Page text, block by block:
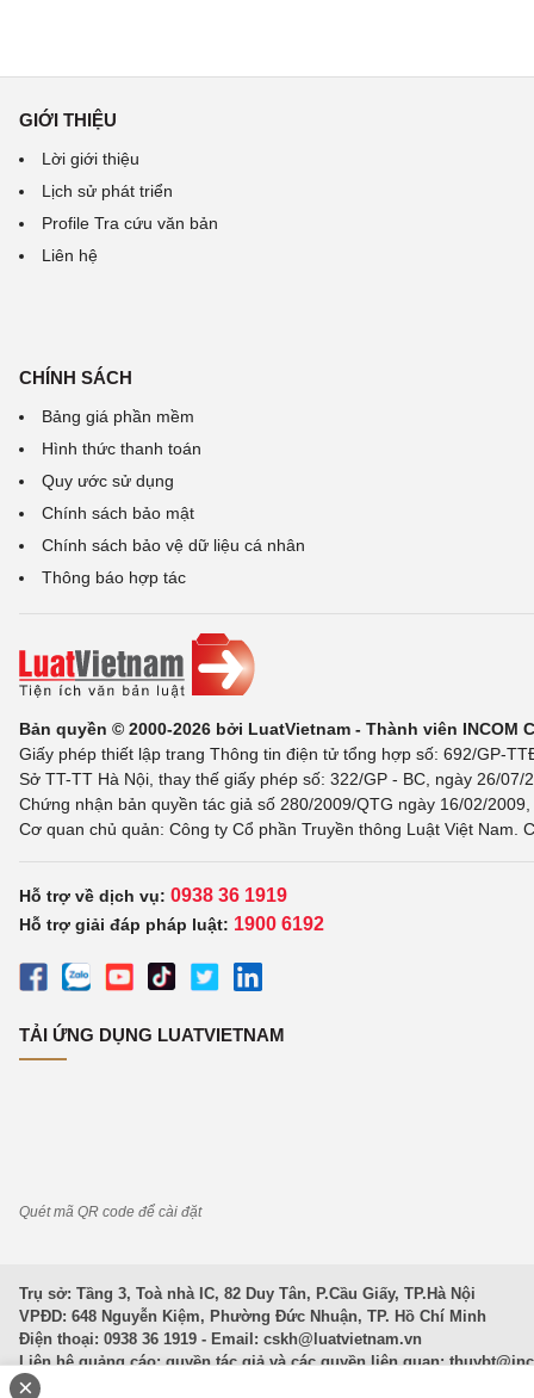
GIỚI THIỆU
Lời giới thiệu
Lịch sử phát triển
Profile Tra cứu văn bản
Liên hệ
CHÍNH SÁCH
Bảng giá phần mềm
Hình thức thanh toán
Quy ước sử dụng
Chính sách bảo mật
Chính sách bảo vệ dữ liệu cá nhân
Thông báo hợp tác
Bản quyền © 2000-2026 bởi LuatVietnam - Thành viên INCOM
Giấy phép thiết lập trang Thông tin điện tử tổng hợp số: 692/GP-
Sở TT-TT Hà Nội, thay thế giấy phép số: 322/GP - BC, ngày 26/
Chứng nhận bản quyền tác giả số 280/2009/QTG ngày 16/02/
Cơ quan chủ quản: Công ty Cổ phần Truyền thông Luật Việt Nam.
Hỗ trợ về dịch vụ: 0938 36 1919
Hỗ trợ giải đáp pháp luật: 1900 6192
TẢI ỨNG DỤNG LUATVIETNAM
Quét mã QR code để cài đặt
Trụ sở: Tầng 3, Toà nhà IC, 82 Duy Tân, P.Cầu Giấy, TP.Hà Nội
VPĐD: 648 Nguyễn Kiệm, Phường Đức Nhuận, TP. Hồ Chí Minh
Điện thoại: 0938 36 1919 - Email: cskh@luatvietnam.vn
Liên hệ quảng cáo; quyền tác giả và các quyền liên quan:
Văn Bản Pháp Luật
×